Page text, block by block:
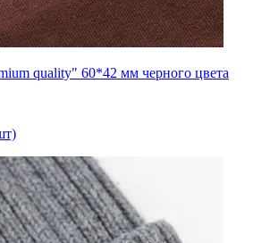
quality" 60*42 мм черного цвета